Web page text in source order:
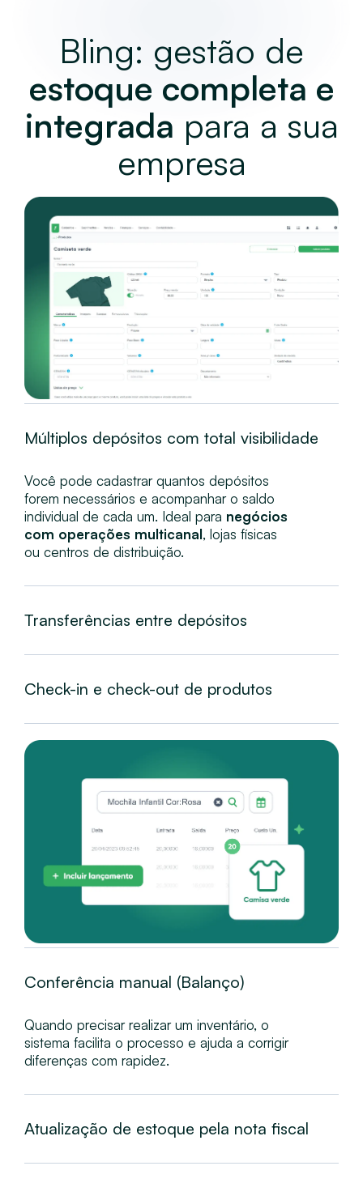
Bling: gestão de
estoque completa e
integrada para a sua
empresa
Múltiplos depósitos com total visibilidade
Você pode cadastrar quantos depósitos
forem necessários e acompanhar o saldo
individual de cada um. Ideal para negócios
com operações multicanal, lojas físicas
ou centros de distribuição.
Transferências entre depósitos
Check-in e check-out de produtos
Conferência manual (Balanço)
Quando precisar realizar um inventário, o
sistema facilita o processo e ajuda a corrigir
diferenças com rapidez.
Atualização de estoque pela nota fiscal